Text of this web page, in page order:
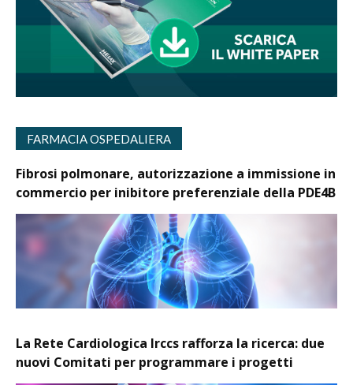
FARMACIA OSPEDALIERA
Fibrosi polmonare, autorizzazione a immissione in
commercio per inibitore preferenziale della PDE4B
La Rete Cardiologica Irccs rafforza la ricerca: due
nuovi Comitati per programmare i progetti